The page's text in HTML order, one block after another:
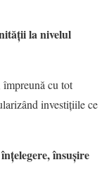
la nivelul
cu tot
investiţiile ce
însuşire